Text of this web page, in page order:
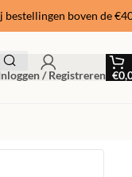
bestellingen boven de
/ Registreren €